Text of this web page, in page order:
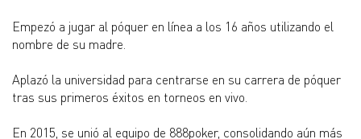
Empezó a jugar al póquer en línea a los 16 años utilizando el
nombre de su madre.
Aplazó la universidad para centrarse en su carrera de póquer
tras sus primeros éxitos en torneos en vivo.
En 2015, se unió al equipo de 888poker, consolidando aún más